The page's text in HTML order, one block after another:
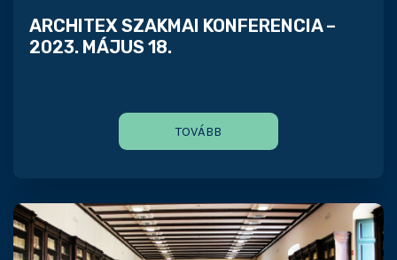
ARCHITEX SZAKMAI KONFERENCIA –
2023. MÁJUS 18.
TOVÁBB